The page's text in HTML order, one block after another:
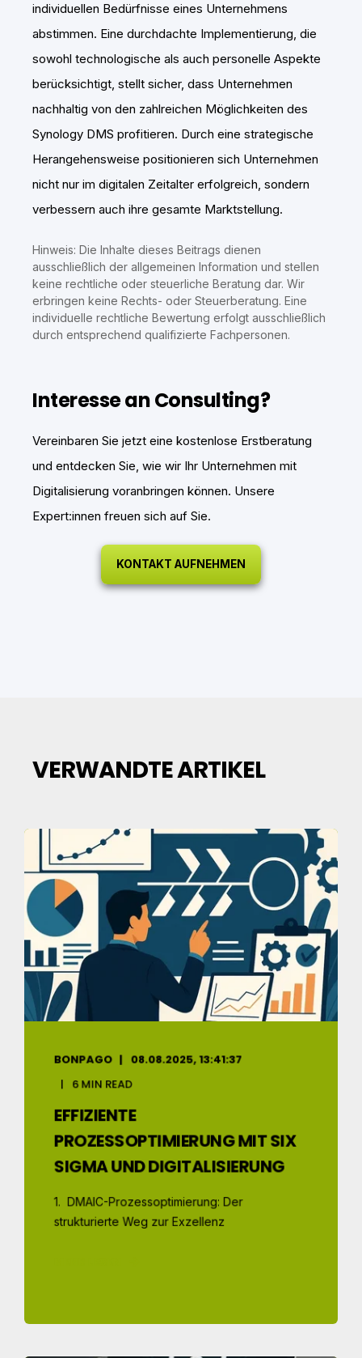
individuellen Bedürfnisse eines Unternehmens
abstimmen. Eine durchdachte Implementierung, die
sowohl technologische als auch personelle Aspekte
berücksichtigt, stellt sicher, dass Unternehmen
nachhaltig von den zahlreichen Möglichkeiten des
Synology DMS profitieren. Durch eine strategische
Herangehensweise positionieren sich Unternehmen
nicht nur im digitalen Zeitalter erfolgreich, sondern
verbessern auch ihre gesamte Marktstellung.
Hinweis: Die Inhalte dieses Beitrags dienen
ausschließlich der allgemeinen Information und stellen
keine rechtliche oder steuerliche Beratung dar. Wir
erbringen keine Rechts- oder Steuerberatung. Eine
individuelle rechtliche Bewertung erfolgt ausschließlich
durch entsprechend qualifizierte Fachpersonen.
Interesse an Consulting?
Vereinbaren Sie jetzt eine kostenlose Erstberatung
und entdecken Sie, wie wir Ihr Unternehmen mit
Digitalisierung voranbringen können. Unsere
Expert:innen freuen sich auf Sie.
KONTAKT AUFNEHMEN
VERWANDTE ARTIKEL
BONPAGO
08.08.2025, 13:41:37
6 MIN READ
EFFIZIENTE
PROZESSOPTIMIERUNG MIT SIX
SIGMA UND DIGITALISIERUNG
1. DMAIC-Prozessoptimierung: Der
strukturierte Weg zur Exzellenz